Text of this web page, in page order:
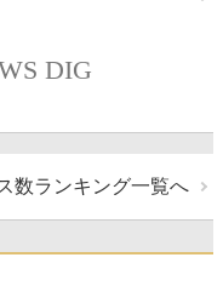
DIG
数ランキング一覧へ